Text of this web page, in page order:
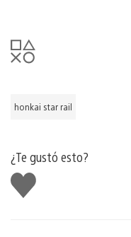
honkai star rail
¿Te gustó esto?
Me
gusta